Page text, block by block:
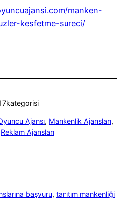
manken-
kesfetme-sureci/
kategorisi
Ajansı, Mankenlik Ajansları
Reklam Ajansları
başvuru, tanıtım mankenliği